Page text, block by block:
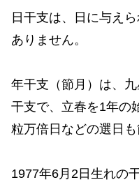
日干支は、日に与え
ありません。
年干支（節月）は、
干支で、立春を1年の
粒万倍日などの選日
1977年6月2日生れの